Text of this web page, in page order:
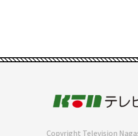
Copyright Television